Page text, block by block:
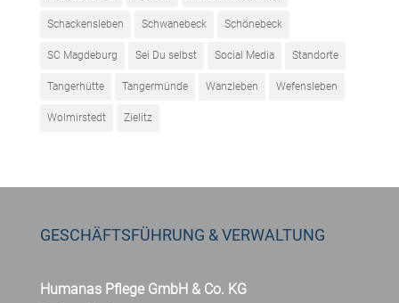
Schackensleben Schwanebeck Schönebeck
SC Magdeburg Sei Du selbst Social Media Standorte
Tangerhütte Tangermünde Wanzleben Wefensleben
Wolmirstedt Zielitz
GESCHÄFTSFÜHRUNG & VERWALTUNG
Humanas Pflege GmbH & Co. KG